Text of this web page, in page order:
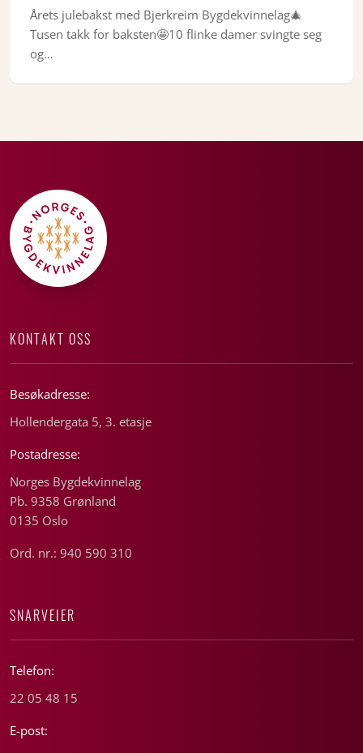
Årets julebakst med Bjerkreim Bygdekvinnelag🎄
Tusen takk for baksten🤩10 flinke damer svingte seg
og…
KONTAKT OSS
Besøkadresse:
Hollendergata 5, 3. etasje
Postadresse:
Norges Bygdekvinnelag
Pb. 9358 Grønland
0135 Oslo
Ord. nr.: 940 590 310
SNARVEIER
Telefon:
22 05 48 15
E-post: